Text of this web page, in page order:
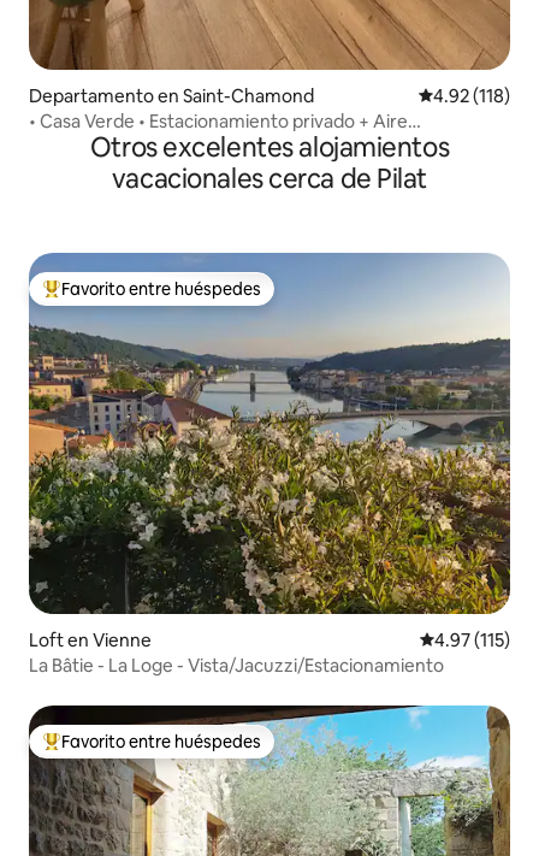
Departamento en Saint-Chamond Calificación
4.92 (118)
• Casa Verde • Estacionamiento privado + Aire
acondicionado
Otros excelentes alojamientos
vacacionales cerca de Pilat
De los mejores en Favorito entre huéspedes
Favorito entre huéspedes
Loft en Vienne Calificación
4.97 (115)
La Bâtie - La Loge - Vista/Jacuzzi/Estacionamiento
De los mejores en Favorito entre huéspedes
Favorito entre huéspedes